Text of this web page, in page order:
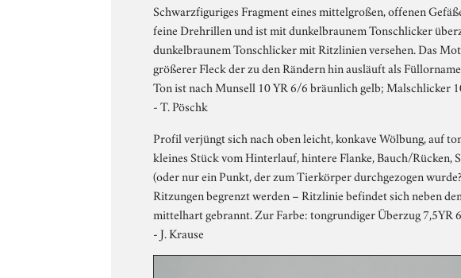
Schwarzfiguriges Fragment eines mittelgroßen, offenen
feine Drehrillen und ist mit dunkelbraunem Tonschlicker
dunkelbraunem Tonschlicker mit Ritzlinien versehen. Das
größerer Fleck der zu den Rändern hin ausläuft als
Ton ist nach Munsell 10 YR 6/6 bräunlich gelb; Malschlicker
- T. Pöschk
Profil verjüngt sich nach oben leicht, konkave Wölbung, auf
kleines Stück vom Hinterlauf, hintere Flanke, Bauch/
(oder nur ein Punkt, der zum Tierkörper durchgezogen
Ritzungen begrenzt werden – Ritzlinie befindet sich neben
mittelhart gebrannt. Zur Farbe: tongrundiger Überzug 7,5YR
- J. Krause